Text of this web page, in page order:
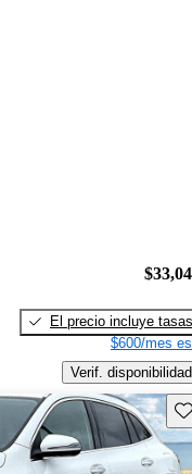
El precio incluye tasas
$600/mes
Verif. disponibilidad